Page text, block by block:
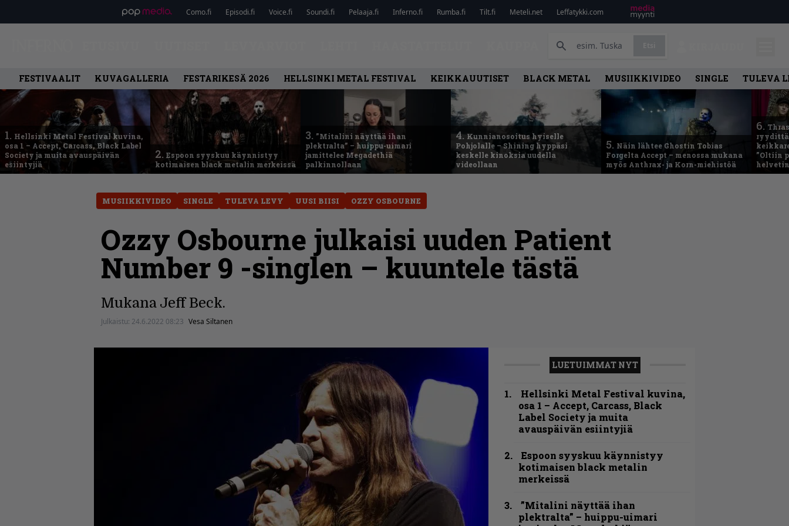
Como.fi Episodi.fi Voice.fi Soundi.fi Pelaaja.fi Inferno.fi Rumba.fi Tilt.fi Meteli.net Leffatykki.com
FESTIVAALIT KUVAGALLERIA FESTARIKESÄ 2026 HELLSINKI METAL FESTIVAL KEIKKAUUTISET BLACK METAL MUSIIKKIVIDEO SINGLE TULEVA
1. Hellsinki Metal Festival kuvina,
osa 1 – Accept, Carcass, Black Label
Society ja muita avauspäivän
esiintyjiä
2. Espoon syyskuu käynnistyy
kotimaisen black metalin merkeissä
3. ”Mitalini näyttää ihan
plektralta” – huippu-uimari
jamittelee Megadethiä
palkinnollaan
4. Kunnianosoitus hyiselle
Pohjolalle – Shining hyppäsi
keskelle kinoksia uudella
videollaan
5. Näin lähtee Ghostin Tobias
Forgelta Accept – menossa mukana
myös Anthrax- ja Korn-miehistöä
6.
”Oltiin
MUSIIKKIVIDEO SINGLE TULEVA LEVY UUSI BIISI OZZY OSBOURNE
Ozzy Osbourne julkaisi uuden Patient
Number 9 -singlen – kuuntele tästä
Mukana Jeff Beck.
Julkaistu: 24.6.2022 08:23 Vesa Siltanen
LUETUIMMAT NYT
Hellsinki Metal Festival kuvina,
osa 1 – Accept, Carcass, Black
Label Society ja muita
avauspäivän esiintyjiä
Espoon syyskuu käynnistyy
kotimaisen black metalin
merkeissä
”Mitalini näyttää ihan
plektralta” – huippu-uimari